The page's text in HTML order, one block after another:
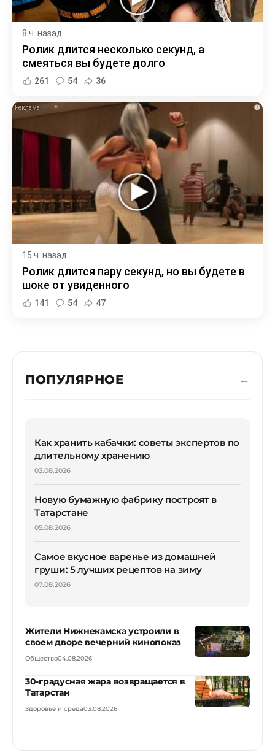
8 ч. назад
Ролик длится несколько секунд, а
смеяться вы будете долго
261 54 36
i
15 ч. назад
Ролик длится пару секунд, но вы будете в
шоке от увиденного
141 54 47
ПОПУЛЯРНОЕ
Как хранить кабачки: советы экспертов по
длительному хранению
03.08.2026
Новую бумажную фабрику построят в
Татарстане
05.08.2026
Самое вкусное варенье из домашней
груши: 5 лучших рецептов на зиму
07.08.2026
Жители Нижнекамска устроили в
своем дворе вечерний кинопоказ
Общество04.08.2026
30-градусная жара возвращается в
Татарстан
Здоровье и среда03.08.2026